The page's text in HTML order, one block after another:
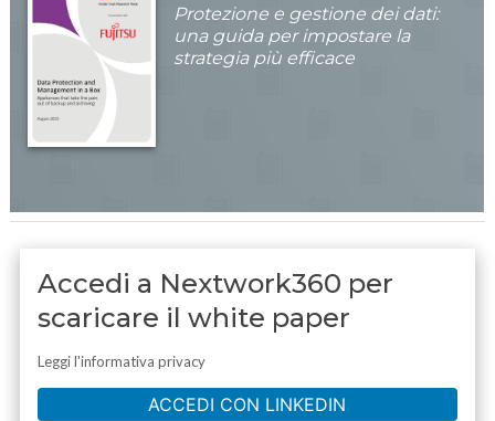
Protezione e gestione dei dati:
una guida per impostare la
strategia più efficace
Accedi a Nextwork360 per
scaricare il white paper
Leggi l'informativa privacy
ACCEDI CON LINKEDIN